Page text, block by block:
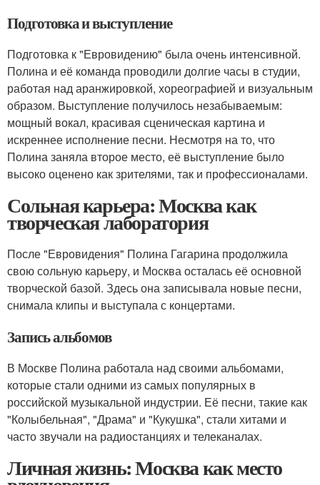
Подготовка и выступление
Подготовка к "Евровидению" была очень интенсивной.
Полина и её команда проводили долгие часы в студии,
работая над аранжировкой, хореографией и визуальным
образом. Выступление получилось незабываемым:
мощный вокал, красивая сценическая картина и
искреннее исполнение песни. Несмотря на то, что
Полина заняла второе место, её выступление было
высоко оценено как зрителями, так и профессионалами.
Сольная карьера: Москва как
творческая лаборатория
После "Евровидения" Полина Гагарина продолжила
свою сольную карьеру, и Москва осталась её основной
творческой базой. Здесь она записывала новые песни,
снимала клипы и выступала с концертами.
Запись альбомов
В Москве Полина работала над своими альбомами,
которые стали одними из самых популярных в
российской музыкальной индустрии. Её песни, такие как
"Колыбельная", "Драма" и "Кукушка", стали хитами и
часто звучали на радиостанциях и телеканалах.
Личная жизнь: Москва как место